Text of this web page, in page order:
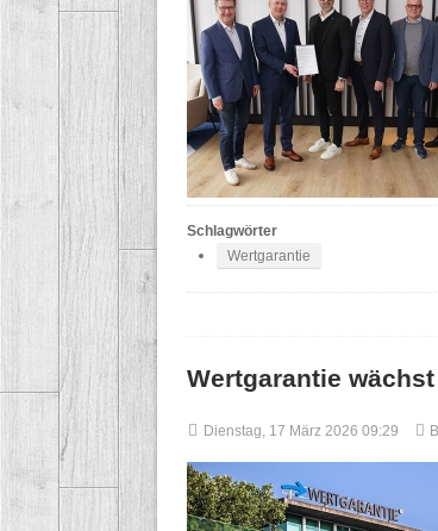
Schlagwörter
Wertgarantie
Wertgarantie
Dienstag, 17 März 2026 09:29